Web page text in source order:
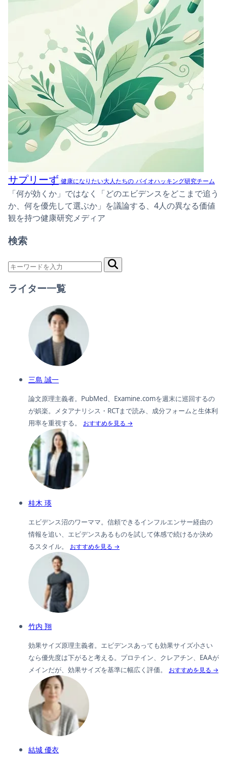
サプリーず 健康になりたい大人たちの バイオハッキング研究チーム
「何が効くか」ではなく「どのエビデンスをどこまで追う
か、何を優先して選ぶか」を議論する、4人の異なる価値
観を持つ健康研究メディア
検索
ライター一覧
三島 誠一
論文原理主義者。PubMed、Examine.comを週末に巡回するの
が娯楽。メタアナリシス・RCTまで読み、成分フォームと生体利
用率を重視する。
おすすめを見る →
桂木 瑛
エビデンス沼のワーママ。信頼できるインフルエンサー経由の
情報を追い、エビデンスあるものを試して体感で続けるか決め
るスタイル。
おすすめを見る →
竹内 翔
効果サイズ原理主義者。エビデンスあっても効果サイズ小さい
なら優先度は下がると考える。プロテイン、クレアチン、EAAが
メインだが、効果サイズを基準に幅広く評価。
おすすめを見る →
結城 優衣